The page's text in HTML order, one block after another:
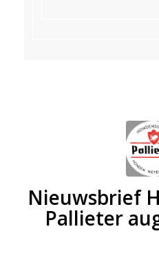
Nieuwsbrief
Pallieter